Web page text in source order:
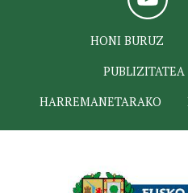
HONI BURUZ
PUBLIZITATEA
HARREMANETARAKO